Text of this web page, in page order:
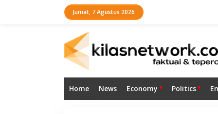
Jumat, 7 Agustus 2026
Home News Economy Politics